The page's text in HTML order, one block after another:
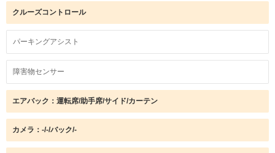
クルーズコントロール
パーキングアシスト
障害物センサー
エアバック：運転席/助手席/サイド/カーテン
カメラ：-/-/バック/-